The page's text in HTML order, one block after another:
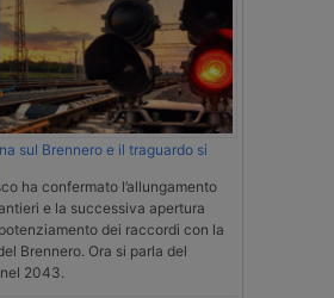
sul Brennero e il traguardo si
ha confermato l’allungamento
e la successiva apertura
dei raccordi con la
Brennero. Ora si parla del
2043.